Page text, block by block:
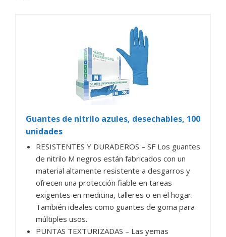
Guantes de nitrilo azules, desechables, 100
unidades
RESISTENTES Y DURADEROS – SF Los guantes
de nitrilo M negros están fabricados con un
material altamente resistente a desgarros y
ofrecen una protección fiable en tareas
exigentes en medicina, talleres o en el hogar.
También ideales como guantes de goma para
múltiples usos.
PUNTAS TEXTURIZADAS – Las yemas